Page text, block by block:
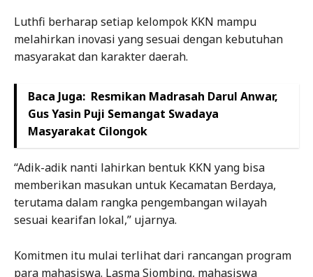
Luthfi berharap setiap kelompok KKN mampu
melahirkan inovasi yang sesuai dengan kebutuhan
masyarakat dan karakter daerah.
Baca Juga: Resmikan Madrasah Darul Anwar,
Gus Yasin Puji Semangat Swadaya
Masyarakat Cilongok
“Adik-adik nanti lahirkan bentuk KKN yang bisa
memberikan masukan untuk Kecamatan Berdaya,
terutama dalam rangka pengembangan wilayah
sesuai kearifan lokal,” ujarnya.
Komitmen itu mulai terlihat dari rancangan program
para mahasiswa. Lasma Siombing, mahasiswa